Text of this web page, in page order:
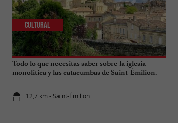
Todo lo que necesitas saber sobre la iglesia
monolítica y las catacumbas de Saint-Émilion.
12,7 km - Saint-Émilion
Cultural